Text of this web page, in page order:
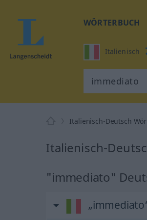
WÖRTERBUCH
Italienisch
Italienisch-Deutsch
Italienisch-
"immediato"